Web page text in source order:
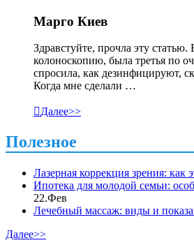
Марго Киев
Здравстуйте, прочла эту статью.
колоноскопию, была третья по
спросила, как дезинфицируют,
Когда мне сделали …
Далее>>
Полезное
Лазерная коррекция зрения: как
Ипотека для молодой семьи:
22.Фев
Лечебный массаж: виды и
Далее>>